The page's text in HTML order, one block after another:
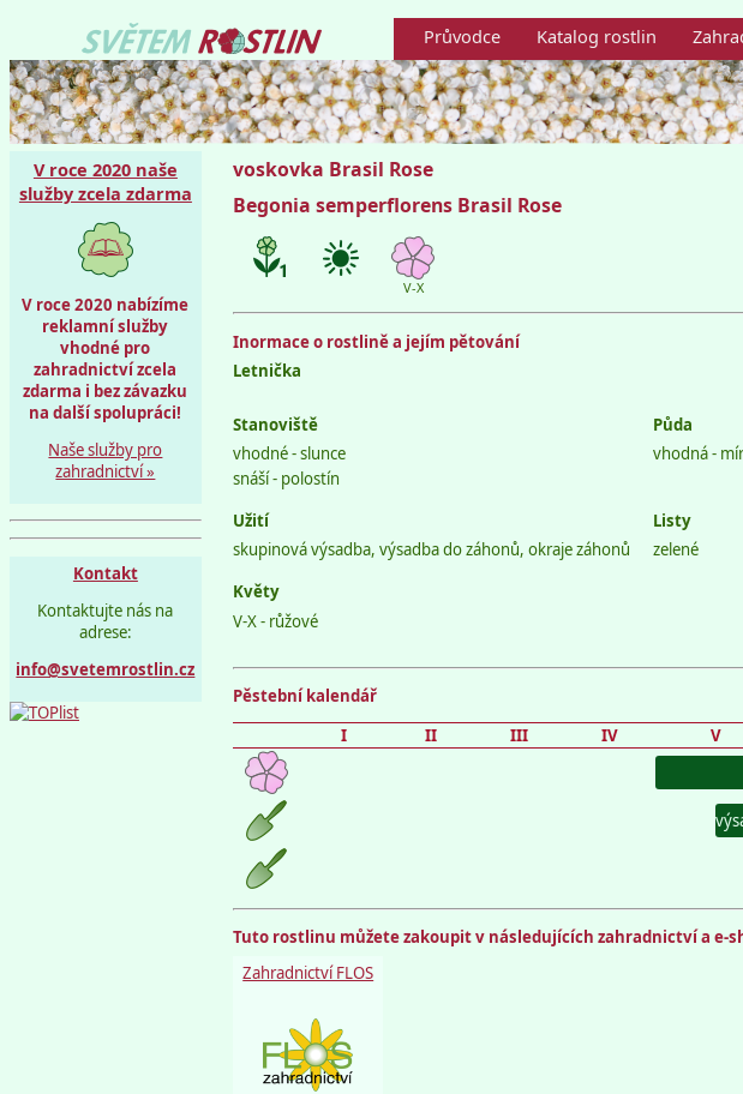
Průvodce Katalog rostlin
V roce 2020 naše
služby zcela zdarma
V roce 2020 nabízíme
reklamní služby
vhodné pro
zahradnictví zcela
zdarma i bez závazku
na další spolupráci!
Naše služby pro
zahradnictví »
Kontakt
Kontaktujte nás na
adrese:
info@svetemrostlin.cz
voskovka Brasil Rose
Begonia semperflorens Brasil Rose
V-X
Inormace o rostlině a jejím pětování
Letnička
Stanoviště
vhodné - slunce
snáší - polostín
Půda
vhodná -
Užití
skupinová výsadba, výsadba do záhonů, okraje záhonů
Listy
zelené
Květy
V-X - růžové
Pěstební kalendář
I
II III IV V
Tuto rostlinu můžete zakoupit v následujících zahradnictví a e-
Zahradnictví FLOS